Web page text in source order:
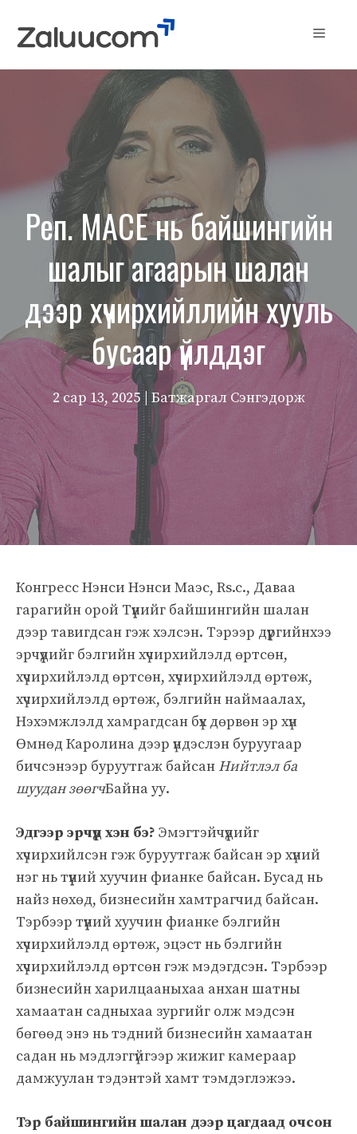
Menu
Реп. MACE нь байшингийн
шалыг агаарын шалан
дээр хүчирхийллийн хууль
бусаар үйлддэг
2 сар 13, 2025 | Батжаргал Сэнгэдорж
Конгресс Нэнси Нэнси Маэс, Rs.c., Даваа
гарагийн орой Түүнийг байшингийн шалан
дээр тавигдсан гэж хэлсэн. Тэрээр дүүргийнхээ
эрчүүдийг бэлгийн хүчирхийлэлд өртсөн,
хүчирхийлэлд өртсөн, хүчирхийлэлд өртөж,
хүчирхийлэлд өртөж, бэлгийн наймаалах,
Нэхэмжлэлд хамрагдсан бүх дөрвөн эр хүн
Өмнөд Каролина дээр үндэслэн буруугаар
бичсэнээр буруутгаж байсан Нийтлэл ба
шуудан зөөгчБайна уу.
Эдгээр эрчүүд хэн бэ? Эмэгтэйчүүдийг
хүчирхийлсэн гэж буруутгаж байсан эр хүний ​​
нэг нь түүний хуучин фианке байсан. Бусад нь
найз нөхөд, бизнесийн хамтрагчид байсан.
Тэрбээр түүний хуучин фианке бэлгийн
хүчирхийлэлд өртөж, эцэст нь бэлгийн
хүчирхийлэлд өртсөн гэж мэдэгдсэн. Тэрбээр
бизнесийн харилцааныхаа анхан шатны
хамаатан садныхаа зургийг олж мэдсэн
бөгөөд энэ нь тэдний бизнесийн хамаатан
садан нь мэдлэггүйгээр жижиг камераар
дамжуулан тэдэнтэй хамт тэмдэглэжээ.
Тэр байшингийн шалан дээр цагдаад очсон